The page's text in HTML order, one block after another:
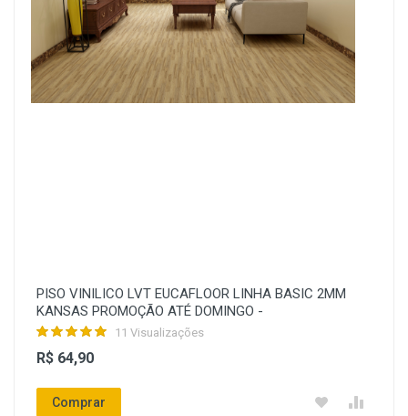
PISO VINILICO LVT EUCAFLOOR LINHA BASIC 2MM
KANSAS PROMOÇÃO ATÉ DOMINGO -
11 Visualizações
R$ 64,90
Comprar